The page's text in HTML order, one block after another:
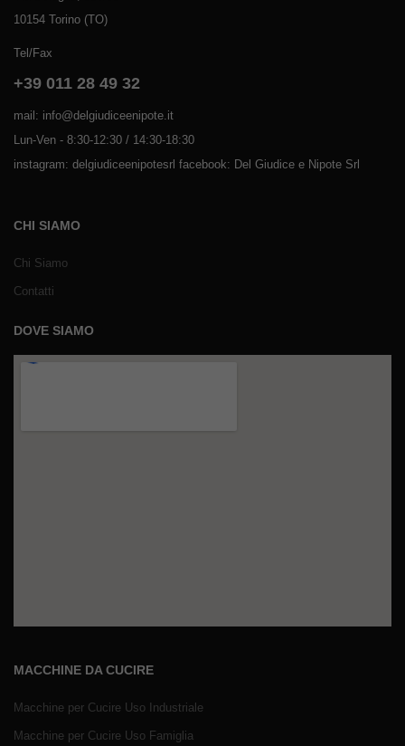
10154 Torino (TO)
Tel/Fax
+39 011 28 49 32
mail: info@delgiudiceenipote.it
Lun-Ven - 8:30-12:30 / 14:30-18:30
instagram: delgiudiceenipotesrl facebook: Del Giudice e Nipote Srl
CHI SIAMO
Chi Siamo
Contatti
DOVE SIAMO
MACCHINE DA CUCIRE
Macchine per Cucire Uso Industriale
Macchine per Cucire Uso Famiglia